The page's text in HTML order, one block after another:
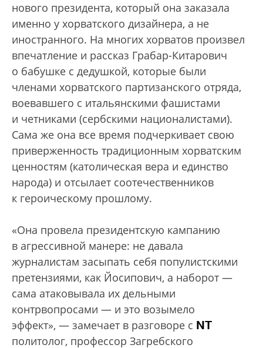
нового президента, который она заказала
именно у хорватского дизайнера, а не
иностранного. На многих хорватов произвел
впечатление и рассказ Грабар-Китарович
о бабушке с дедушкой, которые были
членами хорватского партизанского отряда,
воевавшего с итальянскими фашистами
и четниками (сербскими националистами).
Сама же она все время подчеркивает свою
приверженность традиционным хорватским
ценностям (католическая вера и единство
народа) и отсылает соотечественников
к героическому прошлому.
«Она провела президентскую кампанию
в агрессивной манере: не давала
журналистам засыпать себя популистскими
претензиями, как Йосипович, а наборот —
сама атаковывала их дельными
контрвопросами — и это возымело
эффект», — замечает в разговоре с NT
политолог, профессор Загребского